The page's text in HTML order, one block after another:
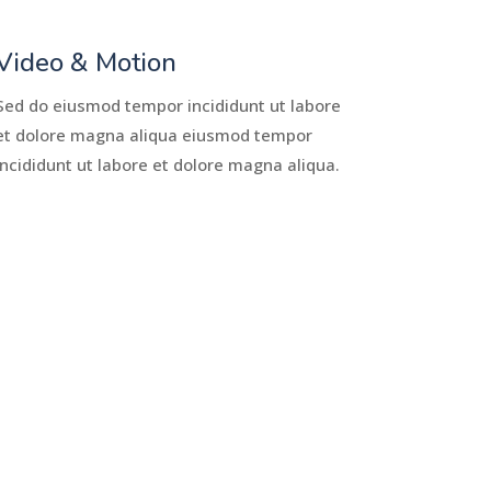
& Motion
do eiusmod tempor incididunt ut labore
dolore magna aliqua eiusmod tempor
ut labore et dolore magna aliqua.